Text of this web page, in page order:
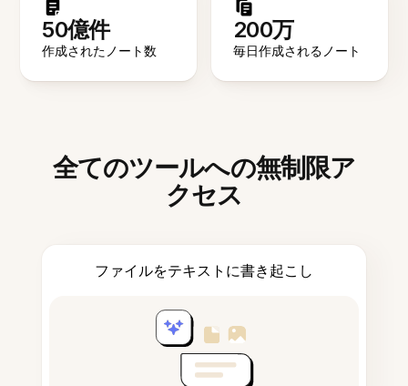
50億件
作成されたノート数
200万
毎日作成されるノート
全てのツールへの無制限ア
クセス
ファイルをテキストに書き起こし